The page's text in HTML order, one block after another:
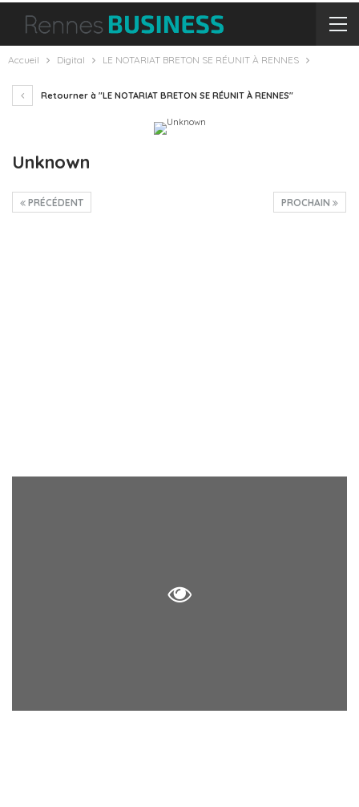
Accueil Digital LE NOTARIAT BRETON SE RÉUNIT À RENNES
Retourner à "LE NOTARIAT BRETON SE RÉUNIT À RENNES"
Unknown
PROCHAIN
PRÉCÉDENT